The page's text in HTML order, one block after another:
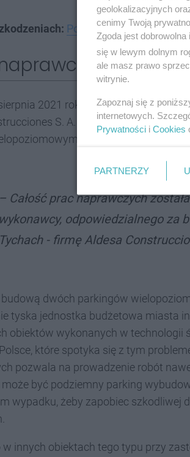
Podziemny "basen" za
na
2021 roku MZUiM Tychy
S. A. - porozumienie
przy stacji Tychy
– Całość prac naprawczych
wykonawcy, odpowiedzialnego za
Tychach - firmę Aldesa
dwóch parkingów
tyska jednostka budżetowa miasta
obiektów wykonanych w technologii
które spotyka się z tym
pozwala na prowadzenie robót
może być podziemny parking
wypadku, żeby zapobiec szkodliwej
w innych obiektach tego typu przy
geolokalizacyjnych
cenimy Twoją
Zgoda jest
się w lewym dolnym
ale masz prawo
witrynie.
Zapoznaj się z
internetowych.
Prywatności i Cookies
PARTNERZY